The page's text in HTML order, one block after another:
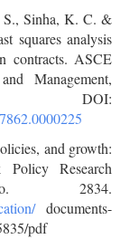
S., Sinha, K. C. &
squares analysis
contracts. ASCE
Management,
DOI:
and growth:
Research
2834.
documents-
pdf